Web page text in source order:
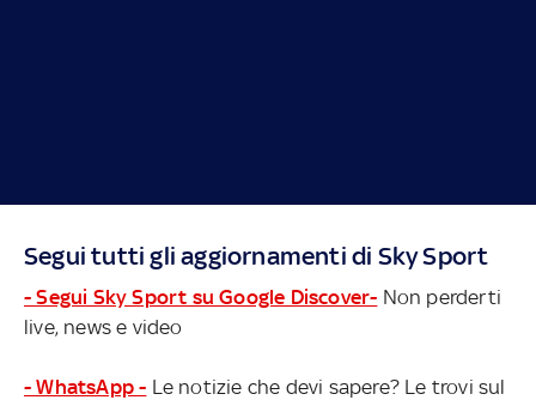
Segui tutti gli aggiornamenti di Sky Sport
- Segui Sky Sport su Google Discover- Non perderti
live, news e video
- WhatsApp - Le notizie che devi sapere? Le trovi sul